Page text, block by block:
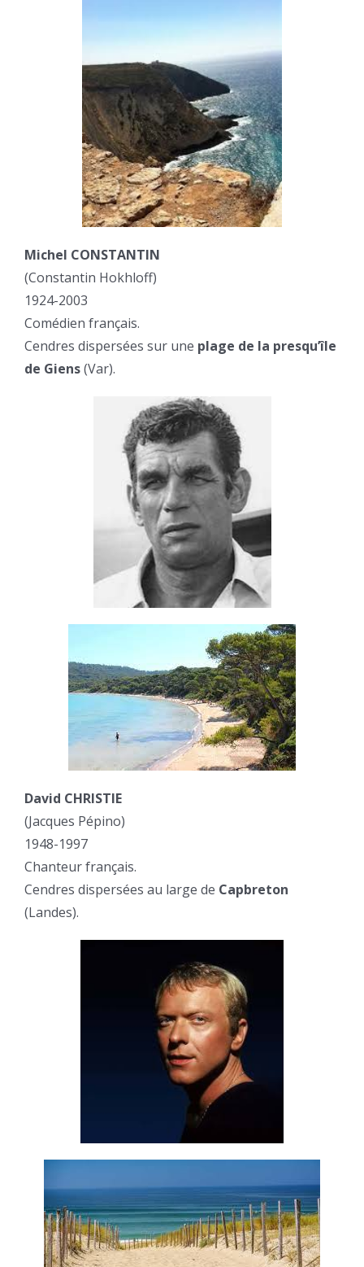
Michel CONSTANTIN
(Constantin Hokhloff)
1924-2003
Comédien français.
Cendres dispersées sur une plage de la presqu’île
de Giens(Var).
David CHRISTIE
(Jacques Pépino)
1948-1997
Chanteur français.
Cendres dispersées au large de Capbreton
(Landes).